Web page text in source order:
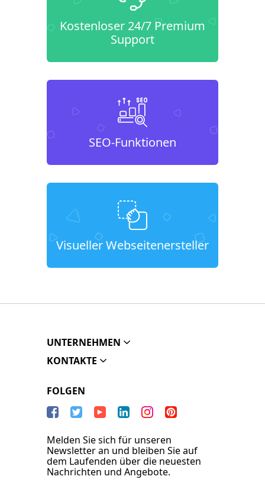
Kostenloser 24/7 Premium
Support
SEO-Funktionen
Visueller Webseitenersteller
UNTERNEHMEN
KONTAKTE
FOLGEN
Melden Sie sich für unseren
Newsletter an und bleiben Sie auf
dem Laufenden über die neuesten
Nachrichten und Angebote.